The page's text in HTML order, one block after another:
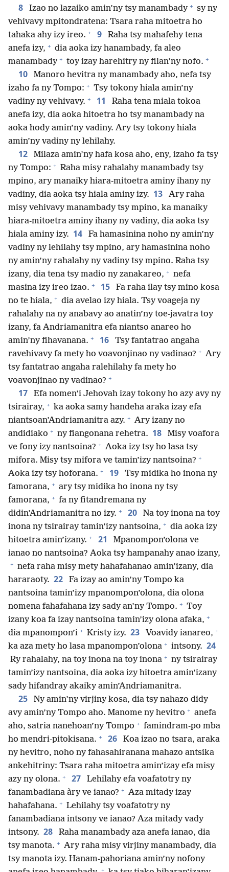
8 Izao no lazaiko amin’ny tsy manambady + sy ny
vehivavy mpitondratena: Tsara raha mitoetra ho
tahaka ahy izy ireo. + 9
Raha tsy mahafehy tena
anefa izy, + dia aoka izy hanambady, fa aleo
manambady + toy izay harehitry ny filan’ny nofo. +
10
Manoro hevitra ny manambady aho, nefa tsy
izaho fa ny Tompo: + Tsy tokony hiala amin’ny
vadiny ny vehivavy. + 11
Raha tena miala tokoa
anefa izy, dia aoka hitoetra ho tsy manambady na
aoka hody amin’ny vadiny. Ary tsy tokony hiala
amin’ny vadiny ny lehilahy.
12
Milaza amin’ny hafa kosa aho, eny, izaho fa tsy
ny Tompo: + Raha misy rahalahy manambady tsy
mpino, ary manaiky hiara-mitoetra aminy ihany ny
vadiny, dia aoka tsy hiala aminy izy. 13
Ary raha
misy vehivavy manambady tsy mpino, ka manaiky
hiara-mitoetra aminy ihany ny vadiny, dia aoka tsy
hiala aminy izy. 14
Fa hamasinina noho ny amin’ny
vadiny ny lehilahy tsy mpino, ary hamasinina noho
ny amin’ny rahalahy ny vadiny tsy mpino. Raha tsy
izany, dia tena tsy madio ny zanakareo, + nefa
masina izy ireo izao. + 15
Fa raha ilay tsy mino kosa
no te hiala, + dia avelao izy hiala. Tsy voageja ny
rahalahy na ny anabavy ao anatin’ny toe-javatra toy
izany, fa Andriamanitra efa niantso anareo ho
amin’ny fihavanana. + 16
Tsy fantatrao angaha
ravehivavy fa mety ho voavonjinao ny vadinao? + Ary
tsy fantatrao angaha ralehilahy fa mety ho
voavonjinao ny vadinao? +
17
Efa nomen’i Jehovah izay tokony ho azy avy ny
tsirairay, + ka aoka samy handeha araka izay efa
niantsoan’Andriamanitra azy. + Ary izany no
andidiako + ny fiangonana rehetra. 18
Misy voafora
ve fony izy nantsoina? + Aoka izy tsy ho lasa tsy
mifora. Misy tsy mifora ve tamin’izy nantsoina? +
Aoka izy tsy hoforana. + 19
Tsy midika ho inona ny
famorana, + ary tsy midika ho inona ny tsy
famorana, + fa ny fitandremana ny
didin’Andriamanitra no izy. + 20
Na toy inona na toy
inona ny tsirairay tamin’izy nantsoina, + dia aoka izy
hitoetra amin’izany. + 21
Mpanompon’olona ve
ianao no nantsoina? Aoka tsy hampanahy anao izany,
+ nefa raha misy mety hahafahanao amin’izany, dia
hararaoty. 22
Fa izay ao amin’ny Tompo ka
nantsoina tamin’izy mpanompon’olona, dia olona
nomena fahafahana izy sady an’ny Tompo. + Toy
izany koa fa izay nantsoina tamin’izy olona afaka, +
dia mpanompon’i + Kristy izy. 23 Voavidy ianareo, +
ka aza mety ho lasa mpanompon’olona + intsony. 24
Ry rahalahy, na toy inona na toy inona + ny tsirairay
tamin’izy nantsoina, dia aoka izy hitoetra amin’izany
sady hifandray akaiky amin’Andriamanitra.
25
Ny amin’ny virjiny kosa, dia tsy nahazo didy
avy amin’ny Tompo aho. Manome ny hevitro + anefa
aho, satria nanehoan’ny Tompo + famindram-po mba
ho mendri-pitokisana. + 26
Koa izao no tsara, araka
ny hevitro, noho ny fahasahiranana mahazo antsika
ankehitriny: Tsara raha mitoetra amin’izay efa misy
azy ny olona. + 27
Lehilahy efa voafatotry ny
fanambadiana àry ve ianao? + Aza mitady izay
hahafahana. + Lehilahy tsy voafatotry ny
fanambadiana intsony ve ianao? Aza mitady vady
intsony. 28
Raha manambady aza anefa ianao, dia
tsy manota. + Ary raha misy virjiny manambady, dia
tsy manota izy. Hanam-pahoriana amin’ny nofony
+